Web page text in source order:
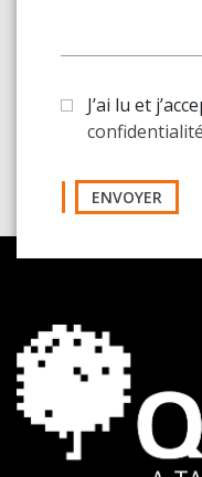
J’ai lu et
confidentialité
ENVOYER